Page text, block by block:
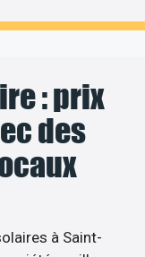
: prix
des
à Saint-